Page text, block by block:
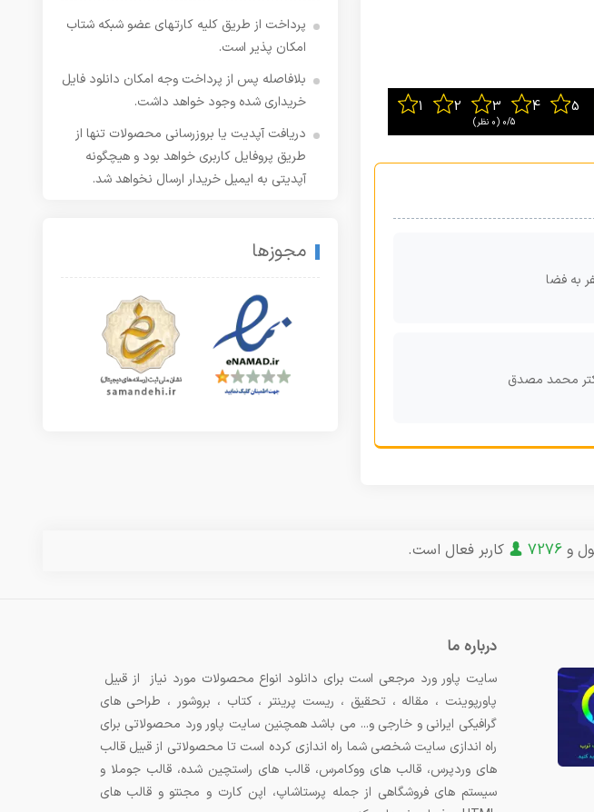
0/5 ‫(0 نظر)
به فضا
محمد مصدق
پرداخت از طریق کلیه کارتهای عضو شبکه شتاب
امکان پذیر است.
بلافاصله پس از پرداخت وجه امکان دانلود فایل
خریداری شده وجود خواهد داشت.
دریافت آپدیت یا بروزرسانی محصولات تنها از
طریق پروفایل کاربری خواهد بود و هیچگونه
آپدیتی به ایمیل خریدار ارسال نخواهد شد.
مجوزها
و7276 کاربر فعال است.
درباره ما
سایت پاور ورد مرجعی است برای دانلود انواع محصولات مورد نیاز از قبیل
پاورپوینت ، مقاله ، تحقیق ، ریست پرینتر ، کتاب ، بروشور ، طراحی های
گرافیکی ایرانی و خارجی و... می باشد همچنین سایت پاور ورد محصولاتی برای
راه اندازی سایت شخصی شما راه اندازی کرده است تا محصولاتی از قبیل قالب
های وردپرس، قالب های ووکامرس، قالب های راستچین شده، قالب جوملا و
سیستم های فروشگاهی از جمله پرستاشاپ، اپن کارت و مجنتو و قالب های